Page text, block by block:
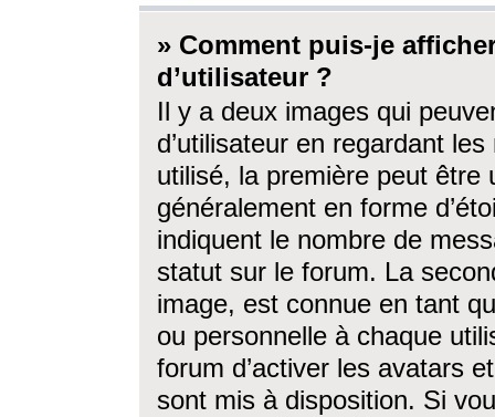
» Comment puis-je
d’utilisateur ?
Il y a deux images qui
d’utilisateur en regardant
utilisé, la première peut être
généralement en forme
indiquent le nombre de
statut sur le forum. La
image, est connue en tant
ou personnelle à chaque
forum d’activer les avatars
sont mis à disposition. Si